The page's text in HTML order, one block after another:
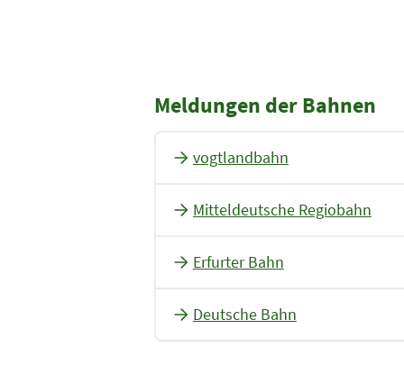
Meldungen der Bahnen
vogtlandbahn
Mitteldeutsche Regiobahn
Erfurter Bahn
Deutsche Bahn